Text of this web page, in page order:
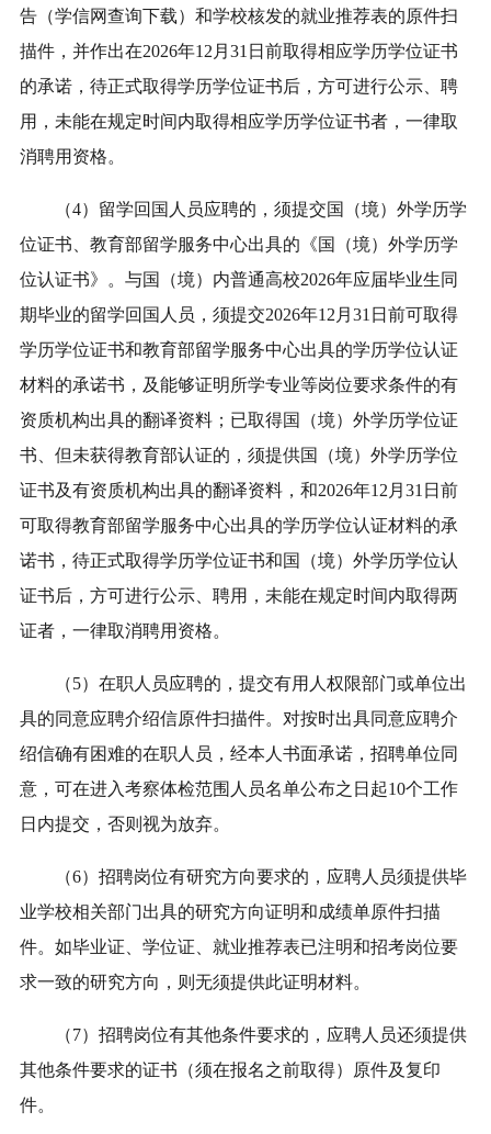
告（学信网查询下载）和学校核发的就业推荐表的原件扫
描件，并作出在2026年12月31日前取得相应学历学位证书
的承诺，待正式取得学历学位证书后，方可进行公示、聘
用，未能在规定时间内取得相应学历学位证书者，一律取
消聘用资格。
（4）留学回国人员应聘的，须提交国（境）外学历学
位证书、教育部留学服务中心出具的《国（境）外学历学
位认证书》。与国（境）内普通高校2026年应届毕业生同
期毕业的留学回国人员，须提交2026年12月31日前可取得
学历学位证书和教育部留学服务中心出具的学历学位认证
材料的承诺书，及能够证明所学专业等岗位要求条件的有
资质机构出具的翻译资料；已取得国（境）外学历学位证
书、但未获得教育部认证的，须提供国（境）外学历学位
证书及有资质机构出具的翻译资料，和2026年12月31日前
可取得教育部留学服务中心出具的学历学位认证材料的承
诺书，待正式取得学历学位证书和国（境）外学历学位认
证书后，方可进行公示、聘用，未能在规定时间内取得两
证者，一律取消聘用资格。
（5）在职人员应聘的，提交有用人权限部门或单位出
具的同意应聘介绍信原件扫描件。对按时出具同意应聘介
绍信确有困难的在职人员，经本人书面承诺，招聘单位同
意，可在进入考察体检范围人员名单公布之日起10个工作
日内提交，否则视为放弃。
（6）招聘岗位有研究方向要求的，应聘人员须提供毕
业学校相关部门出具的研究方向证明和成绩单原件扫描
件。如毕业证、学位证、就业推荐表已注明和招考岗位要
求一致的研究方向，则无须提供此证明材料。
（7）招聘岗位有其他条件要求的，应聘人员还须提供
其他条件要求的证书（须在报名之前取得）原件及复印
件。